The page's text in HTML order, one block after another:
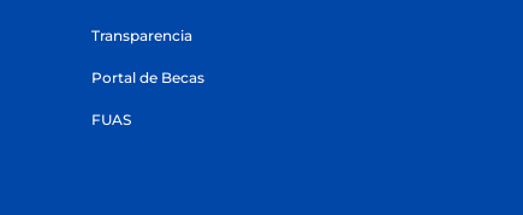
Transparencia
Portal de Becas
FUAS